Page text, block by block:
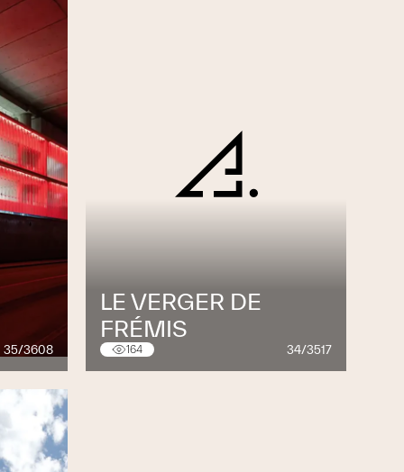
35/3608
LE VERGER DE
FRÉMIS
164 34/3517